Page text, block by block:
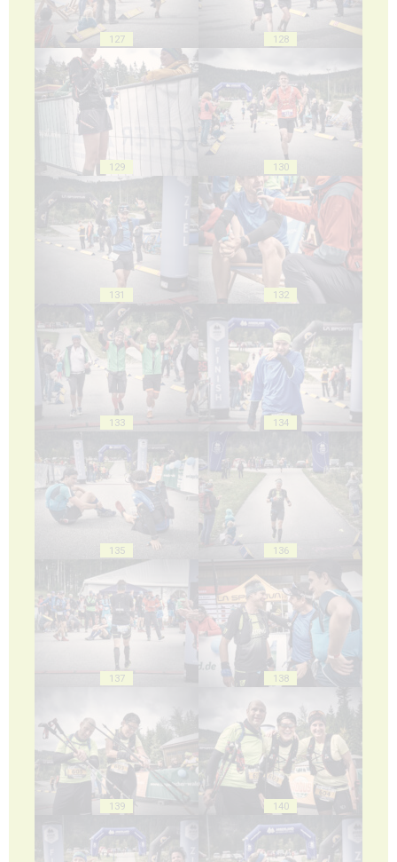
127 128
129 130
131 132
133 134
135 136
137 138
139 140